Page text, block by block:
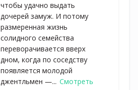
чтобы удачно выдать
дочерей замуж. И потому
размеренная жизнь
солидного семейства
переворачивается вверх
дном, когда по соседству
появляется молодой
джентльмен —... Смотреть